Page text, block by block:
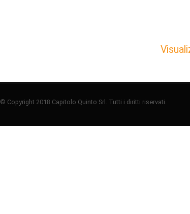
© Copyright 2018 Capitolo Quinto Srl. Tutti i diritti riservati.